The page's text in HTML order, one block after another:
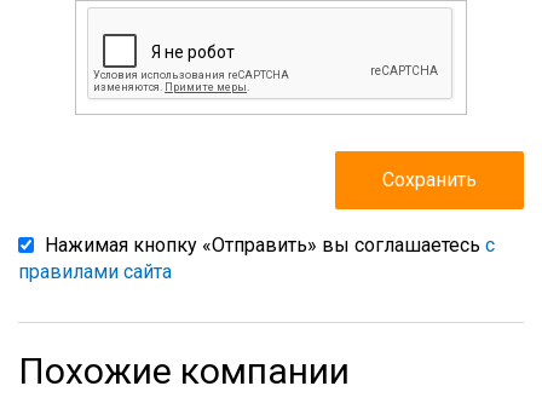
Нажимая кнопку «Отправить» вы соглашаетесь с
правилами сайта
Похожие компании